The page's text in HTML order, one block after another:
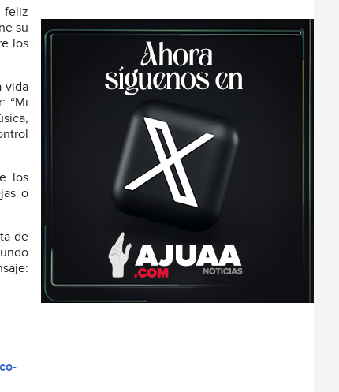
feliz
su
los
vida
“Mi
los
o
de